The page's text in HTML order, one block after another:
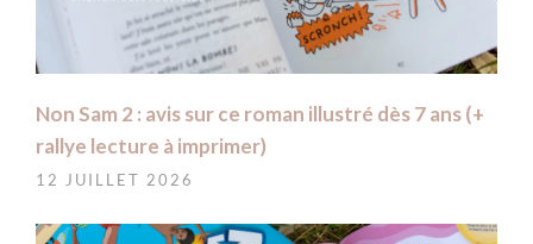
Non Sam 2 : avis sur ce roman illustré dès 7 ans (+
rallye lecture à imprimer)
12 JUILLET 2026